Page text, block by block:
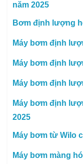
năm 2025
Bơm định lượng
Máy bơm định
Máy bơm định
Máy bơm định
Máy bơm định
2025
Máy bơm từ Wilo
Máy bơm màng